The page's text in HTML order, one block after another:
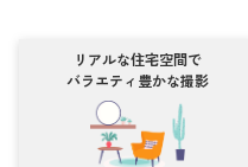
リアルな住宅空間で
バラエティ豊かな撮影